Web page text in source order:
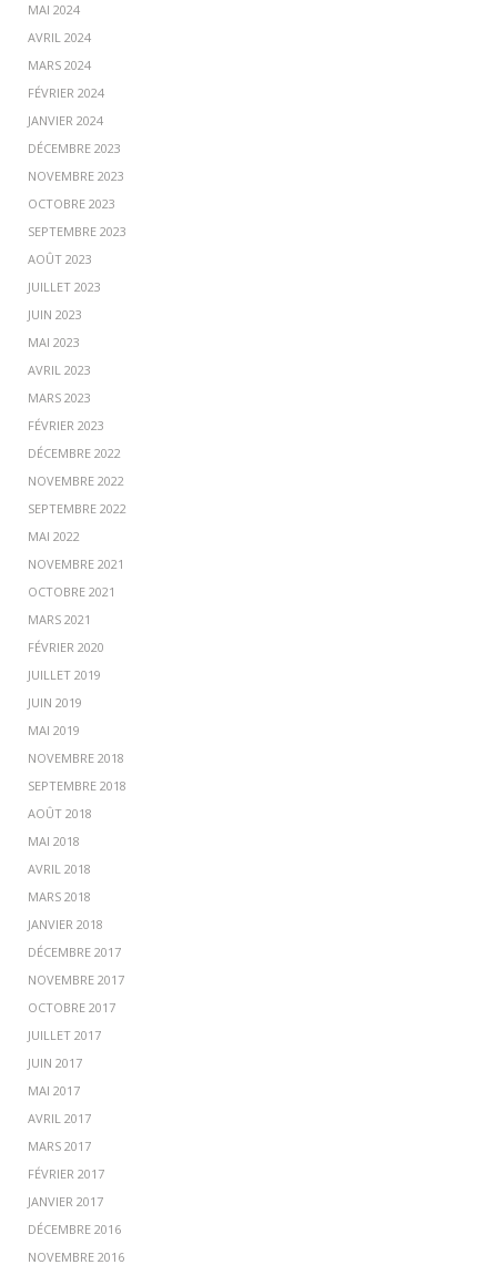
MAI 2024
AVRIL 2024
MARS 2024
FÉVRIER 2024
JANVIER 2024
DÉCEMBRE 2023
NOVEMBRE 2023
OCTOBRE 2023
SEPTEMBRE 2023
AOÛT 2023
JUILLET 2023
JUIN 2023
MAI 2023
AVRIL 2023
MARS 2023
FÉVRIER 2023
DÉCEMBRE 2022
NOVEMBRE 2022
SEPTEMBRE 2022
MAI 2022
NOVEMBRE 2021
OCTOBRE 2021
MARS 2021
FÉVRIER 2020
JUILLET 2019
JUIN 2019
MAI 2019
NOVEMBRE 2018
SEPTEMBRE 2018
AOÛT 2018
MAI 2018
AVRIL 2018
MARS 2018
JANVIER 2018
DÉCEMBRE 2017
NOVEMBRE 2017
OCTOBRE 2017
JUILLET 2017
JUIN 2017
MAI 2017
AVRIL 2017
MARS 2017
FÉVRIER 2017
JANVIER 2017
DÉCEMBRE 2016
NOVEMBRE 2016